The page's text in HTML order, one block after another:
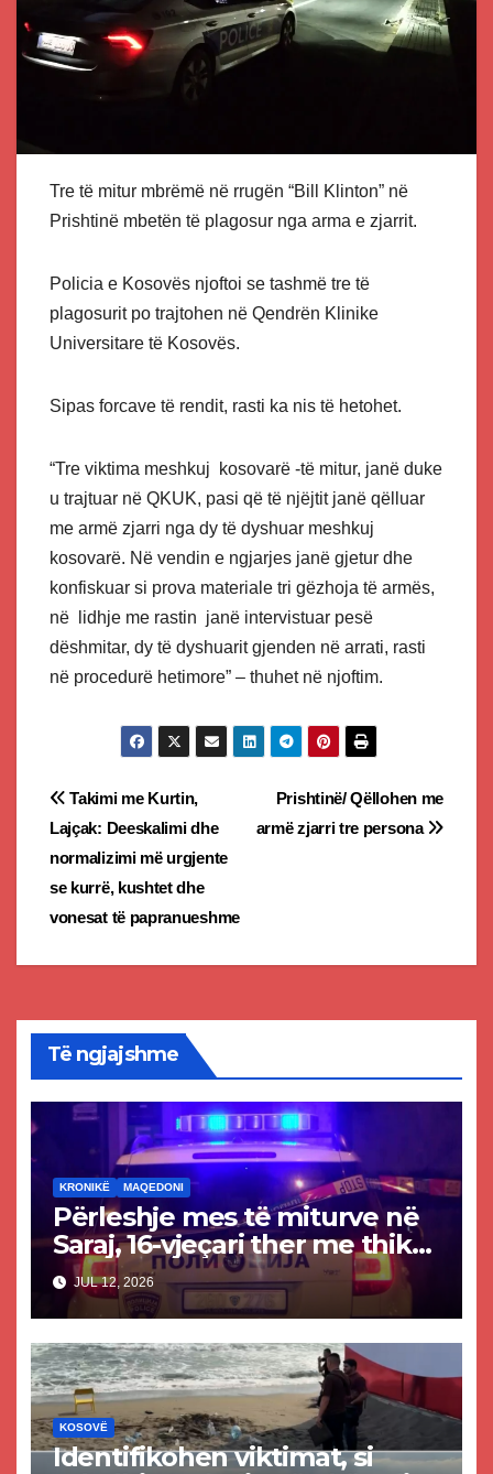
Tre të mitur mbrëmë në rrugën “Bill Klinton” në
Prishtinë mbetën të plagosur nga arma e zjarrit.
Policia e Kosovës njoftoi se tashmë tre të
plagosurit po trajtohen në Qendrën Klinike
Universitare të Kosovës.
Sipas forcave të rendit, rasti ka nis të hetohet.
“Tre viktima meshkuj kosovarë -të mitur, janë duke
u trajtuar në QKUK, pasi që të njëjtit janë qëlluar
me armë zjarri nga dy të dyshuar meshkuj
kosovarë. Në vendin e ngjarjes janë gjetur dhe
konfiskuar si prova materiale tri gëzhoja të armës,
në lidhje me rastin janë intervistuar pesë
dëshmitar, dy të dyshuarit gjenden në arrati, rasti
në procedurë hetimore” – thuhet në njoftim.
Post
navigation
Prishtinë/ Qëllohen me
armë zjarri tre persona
Takimi me Kurtin,
Lajçak: Deeskalimi dhe
normalizimi më urgjente
se kurrë, kushtet dhe
vonesat të papranueshme
Të ngjajshme
KRONIKË MAQEDONI
Përleshje mes të miturve në
Saraj, 16-vjeçari ther me thikë
14-vjeçarin
JUL 12, 2026
KOSOVË
Identifikohen viktimat, si